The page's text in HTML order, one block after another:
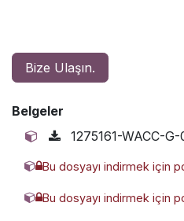
Bize Ulaşın.
Belgeler
1275161-WACC-
Bu dosyayı indirmek için
1821197-WACC-
Bu dosyayı indirmek için
2075302-WACC-